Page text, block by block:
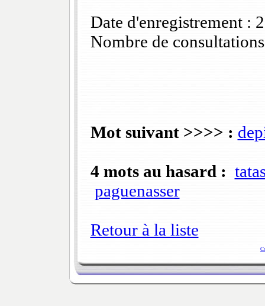
Date d'enregistrement :
Nombre de
Mot suivant >>>> :
4 mots au hasard :
paguenasser
Retour à la liste